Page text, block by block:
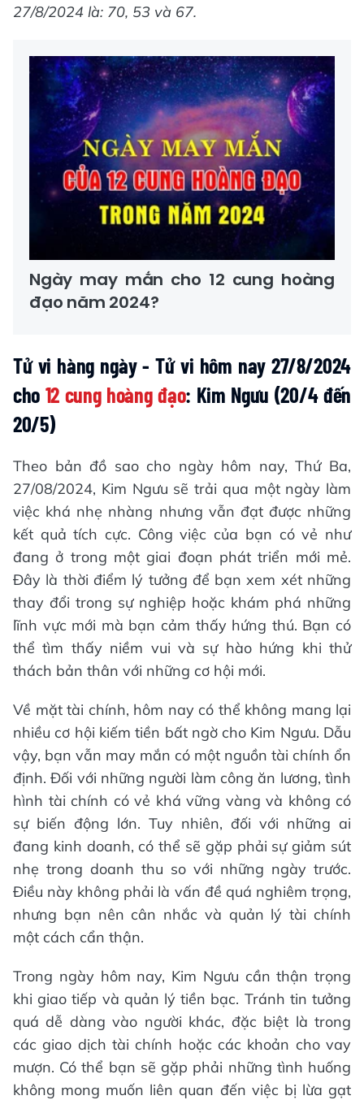
27/8/2024 là: 70, 53 và 67.
Ngày may mắn cho 12 cung hoàng
đạo năm 2024?
Tử vi hàng ngày - Tử vi hôm nay 27/8/2024
cho 12 cung hoàng đạo: Kim Ngưu (20/4 đến
20/5)
Theo bản đồ sao cho ngày hôm nay, Thứ Ba,
27/08/2024, Kim Ngưu sẽ trải qua một ngày làm
việc khá nhẹ nhàng nhưng vẫn đạt được những
kết quả tích cực. Công việc của bạn có vẻ như
đang ở trong một giai đoạn phát triển mới mẻ.
Đây là thời điểm lý tưởng để bạn xem xét những
thay đổi trong sự nghiệp hoặc khám phá những
lĩnh vực mới mà bạn cảm thấy hứng thú. Bạn có
thể tìm thấy niềm vui và sự hào hứng khi thử
thách bản thân với những cơ hội mới.
Về mặt tài chính, hôm nay có thể không mang lại
nhiều cơ hội kiếm tiền bất ngờ cho Kim Ngưu. Dẫu
vậy, bạn vẫn may mắn có một nguồn tài chính ổn
định. Đối với những người làm công ăn lương, tình
hình tài chính có vẻ khá vững vàng và không có
sự biến động lớn. Tuy nhiên, đối với những ai
đang kinh doanh, có thể sẽ gặp phải sự giảm sút
nhẹ trong doanh thu so với những ngày trước.
Điều này không phải là vấn đề quá nghiêm trọng,
nhưng bạn nên cân nhắc và quản lý tài chính
một cách cẩn thận.
Trong ngày hôm nay, Kim Ngưu cần thận trọng
khi giao tiếp và quản lý tiền bạc. Tránh tin tưởng
quá dễ dàng vào người khác, đặc biệt là trong
các giao dịch tài chính hoặc các khoản cho vay
mượn. Có thể bạn sẽ gặp phải những tình huống
không mong muốn liên quan đến việc bị lừa gạt